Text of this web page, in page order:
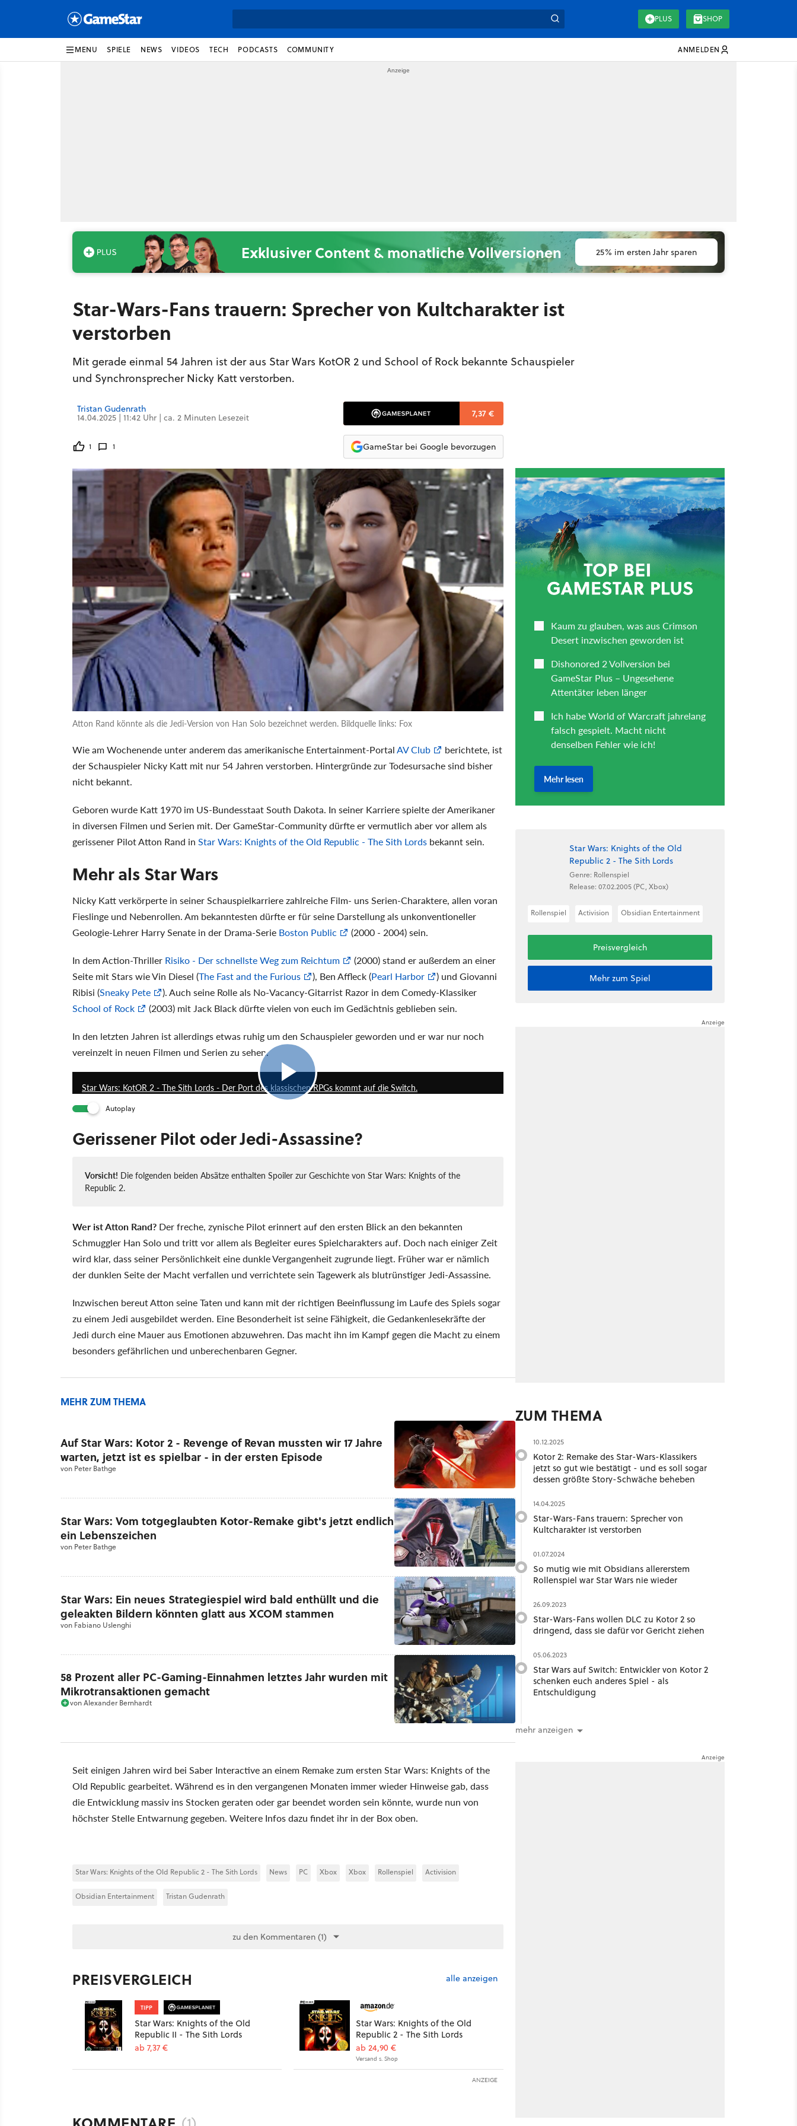
PLUS SHOP
MENU SPIELE NEWS VIDEOS TECH PODCASTS COMMUNITY ANMELDEN
Exklusiver Content & monatliche Vollversionen 25% im ersten Jahr sparen
Star-Wars-Fans trauern: Sprecher von Kultcharakter ist
verstorben
Mit gerade einmal 54 Jahren ist der aus Star Wars KotOR 2 und School of Rock bekannte Schauspieler
und Synchronsprecher Nicky Katt verstorben.
Tristan Gudenrath
14.04.2025 | 11:42 Uhr | ca. 2 Minuten Lesezeit
1 1
7,37 €
GameStar bei Google bevorzugen
Atton Rand könnte als die Jedi-Version von Han Solo bezeichnet werden. Bildquelle links: Fox
Wie am Wochenende unter anderem das amerikanische Entertainment-PortalAV Club
berichtete, ist
der Schauspieler Nicky Katt mit nur 54 Jahren verstorben. Hintergründe zur Todesursache sind bisher
nicht bekannt.
Geboren wurde Katt 1970 im US-Bundesstaat South Dakota. In seiner Karriere spielte der Amerikaner
in diversen Filmen und Serien mit. Der GameStar-Community dürfte er vermutlich aber vor allem als
gerissener Pilot Atton Rand in Star Wars: Knights of the Old Republic - The Sith Lords bekannt sein.
Mehr als Star Wars
Nicky Katt verkörperte in seiner Schauspielkarriere zahlreiche Film- uns Serien-Charaktere, allen voran
Fieslinge und Nebenrollen. Am bekanntesten dürfte er für seine Darstellung als unkonventioneller
Geologie-Lehrer Harry Senate in der Drama-Serie Boston Public (2000 - 2004) sein.
In dem Action-Thriller Risiko - Der schnellste Weg zum Reichtum
(2000) stand er außerdem an einer
Seite mit Stars wie Vin Diesel (The Fast and the Furious ), Ben Affleck (Pearl Harbor
) und Giovanni
Ribisi (Sneaky Pete
). Auch seine Rolle als No-Vacancy-Gitarrist Razor in dem Comedy-Klassiker
School of Rock
(2003) mit Jack Black dürfte vielen von euch im Gedächtnis geblieben sein.
In den letzten Jahren ist allerdings etwas ruhig um den Schauspieler geworden und er war nur noch
vereinzelt in neuen Filmen und Serien zu sehen.
Star Wars: KotOR 2 - The Sith Lords - Der Port des klassischen RPGs kommt auf die Switch.
Autoplay
Gerissener Pilot oder Jedi-Assassine?
Vorsicht! Die folgenden beiden Absätze enthalten Spoiler zur Geschichte von Star Wars: Knights of the
Republic 2.
Wer ist Atton Rand? Der freche, zynische Pilot erinnert auf den ersten Blick an den bekannten
Schmuggler Han Solo und tritt vor allem als Begleiter eures Spielcharakters auf. Doch nach einiger Zeit
wird klar, dass seiner Persönlichkeit eine dunkle Vergangenheit zugrunde liegt. Früher war er nämlich
der dunklen Seite der Macht verfallen und verrichtete sein Tagewerk als blutrünstiger Jedi-Assassine.
Inzwischen bereut Atton seine Taten und kann mit der richtigen Beeinflussung im Laufe des Spiels sogar
zu einem Jedi ausgebildet werden. Eine Besonderheit ist seine Fähigkeit, die Gedankenlesekräfte der
Jedi durch eine Mauer aus Emotionen abzuwehren. Das macht ihn im Kampf gegen die Macht zu einem
besonders gefährlichen und unberechenbaren Gegner.
MEHR ZUM THEMA
Auf Star Wars: Kotor 2 - Revenge of Revan mussten wir 17 Jahre
warten, jetzt ist es spielbar - in der ersten Episode
von Peter Bathge
Star Wars: Vom totgeglaubten Kotor-Remake gibt's jetzt endlich
ein Lebenszeichen
von Peter Bathge
Star Wars: Ein neues Strategiespiel wird bald enthüllt und die
geleakten Bildern könnten glatt aus XCOM stammen
von Fabiano Uslenghi
58 Prozent aller PC-Gaming-Einnahmen letztes Jahr wurden mit
Mikrotransaktionen gemacht
vonAlexander Bernhardt
Seit einigen Jahren wird bei Saber Interactive an einem Remake zum ersten Star Wars: Knights of the
Old Republic gearbeitet. Während es in den vergangenen Monaten immer wieder Hinweise gab, dass
die Entwicklung massiv ins Stocken geraten oder gar beendet worden sein könnte, wurde nun von
höchster Stelle Entwarnung gegeben. Weitere Infos dazu findet ihr in der Box oben.
Star Wars: Knights of the Old Republic 2 - The Sith Lords News PC Xbox Xbox Rollenspiel Activision
Obsidian Entertainment Tristan Gudenrath
zu den Kommentaren (1)
PREISVERGLEICH alle anzeigen
TIPP
Star Wars: Knights of the Old
Republic II - The Sith Lords
ab 7,37 €
Star Wars: Knights of the Old
Republic 2 - The Sith Lords
ab 24,90 €
Versand s. Shop
ANZEIGE
Star Wars: Knights of the Old
Republic 2 - The Sith Lords
Genre: Rollenspiel
Release: 07.02.2005 (PC, Xbox)
Rollenspiel Activision Obsidian Entertainment
Preisvergleich
Mehr zum Spiel
ZUM THEMA
10.12.2025
Kotor 2: Remake des Star-Wars-Klassikers
jetzt so gut wie bestätigt - und es soll sogar
dessen größte Story-Schwäche beheben
14.04.2025
Star-Wars-Fans trauern: Sprecher von
Kultcharakter ist verstorben
01.07.2024
So mutig wie mit Obsidians allererstem
Rollenspiel war Star Wars nie wieder
26.09.2023
Star-Wars-Fans wollen DLC zu Kotor 2 so
dringend, dass sie dafür vor Gericht ziehen
05.06.2023
Star Wars auf Switch: Entwickler von Kotor 2
schenken euch anderes Spiel - als
Entschuldigung
mehr anzeigen